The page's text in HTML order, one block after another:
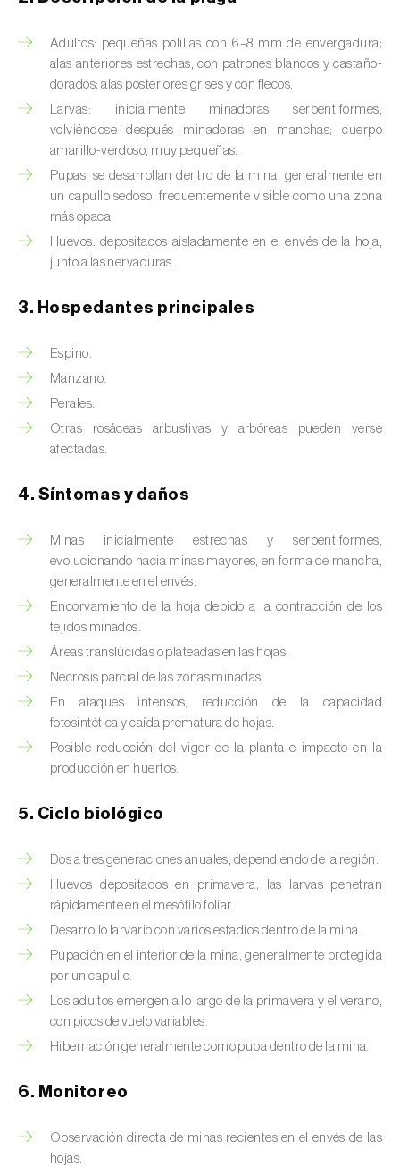
Barrenador del tallo del maíz (
Barrenador del té (Euwallacea fornicatus, E.
fornicatior, E. perbrevis e E. kuroshio
Barrenador del tomate (Neoleucinodes
elegantalis)
Barrenillo del almendro ( Scolytus amygdali
Barrenillo del olmo (
Barrenillo grabador (
Barrenillo tipografo del abeto rojo (
Bicho camello (
Brugo de la encina (
Cacoecia de los frutales (
Cantárida ( Lytta vesicatoria
Cecidomía destructora (Mayetiola
destructor)
Ceutorrinco de la col (
quadridens )
Ceutorrinco de los nabos (Ceutorhynchus
napi)
Chinche de la morera (Pseudaulacaspis
pentagona)
Chinche de las piñas (
Chinche de los eucalyptus (Thaumastocoris
peregrinus)
Chinche del sur (Blissus insularis)
Chinche del tomate ( Nesidiocoris tenuis
Chinche europea de las semillas
Metopoplax ditomoides
ficus)
halys
Adultos: pequeñas polillas con 6–8 mm de envergadura;
alas anteriores estrechas, con patrones blancos y castaño-
dorados; alas posteriores grises y con flecos.
Larvas: inicialmente minadoras serpentiformes,
volviéndose después minadoras en manchas; cuerpo
amarillo-verdoso, muy pequeñas.
Pupas: se desarrollan dentro de la mina, generalmente en
un capullo sedoso, frecuentemente visible como una zona
más opaca.
Huevos: depositados aisladamente en el envés de la hoja,
junto a las nervaduras.
3. Hospedantes principales
Espino.
Manzano.
Perales.
Otras rosáceas arbustivas y arbóreas pueden verse
afectadas.
4. Síntomas y daños
Minas inicialmente estrechas y serpentiformes,
evolucionando hacia minas mayores, en forma de mancha,
generalmente en el envés.
Encorvamiento de la hoja debido a la contracción de los
tejidos minados.
Áreas translúcidas o plateadas en las hojas.
Necrosis parcial de las zonas minadas.
En ataques intensos, reducción de la capacidad
fotosintética y caída prematura de hojas.
Posible reducción del vigor de la planta e impacto en la
producción en huertos.
5. Ciclo biológico
Dos a tres generaciones anuales, dependiendo de la región.
Huevos depositados en primavera; las larvas penetran
rápidamente en el mesófilo foliar.
Desarrollo larvario con varios estadios dentro de la mina.
Pupación en el interior de la mina, generalmente protegida
por un capullo.
Los adultos emergen a lo largo de la primavera y el verano,
con picos de vuelo variables.
Hibernación generalmente como pupa dentro de la mina.
6. Monitoreo
Observación directa de minas recientes en el envés de las
hojas.